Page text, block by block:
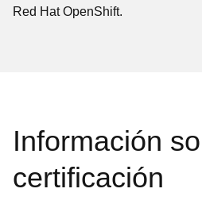
Red Hat OpenShift.
Información
certificación